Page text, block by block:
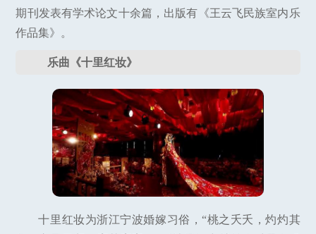
期刊发表有学术论文十余篇，出版有《王云飞民族室内乐
作品集》。
乐曲《十里红妆》
十里红妆为浙江宁波婚嫁习俗，“桃之夭夭，灼灼其